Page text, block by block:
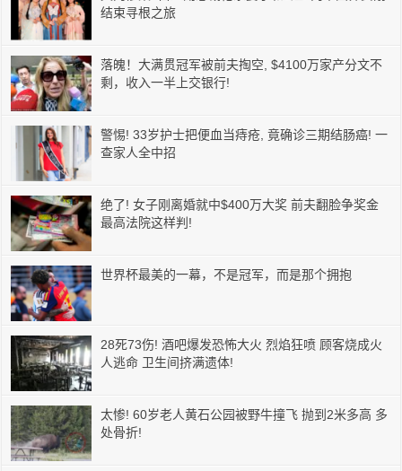
结束寻根之旅
落魄！大满贯冠军被前夫掏空, $4100万家产分文不
剩，收入一半上交银行!
警惕! 33岁护士把便血当痔疮, 竟确诊三期结肠癌! 一
查家人全中招
绝了! 女子刚离婚就中$400万大奖 前夫翻脸争奖金
最高法院这样判!
世界杯最美的一幕，不是冠军，而是那个拥抱
28死73伤! 酒吧爆发恐怖大火 烈焰狂喷 顾客烧成火
人逃命 卫生间挤满遗体!
太惨! 60岁老人黄石公园被野牛撞飞 抛到2米多高 多
处骨折!